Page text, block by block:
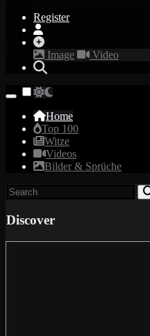
Register
Image Video
Home
Top 100
Witze
Videos
Bilder & Sprüche
Discover